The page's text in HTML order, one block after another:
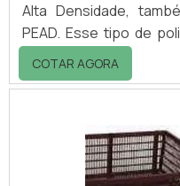
Alta Densidade,
PEAD. Esse tipo de
resina plástica, que
possui outros
e no transporte no
podem ainda ser
COTAR AGORA